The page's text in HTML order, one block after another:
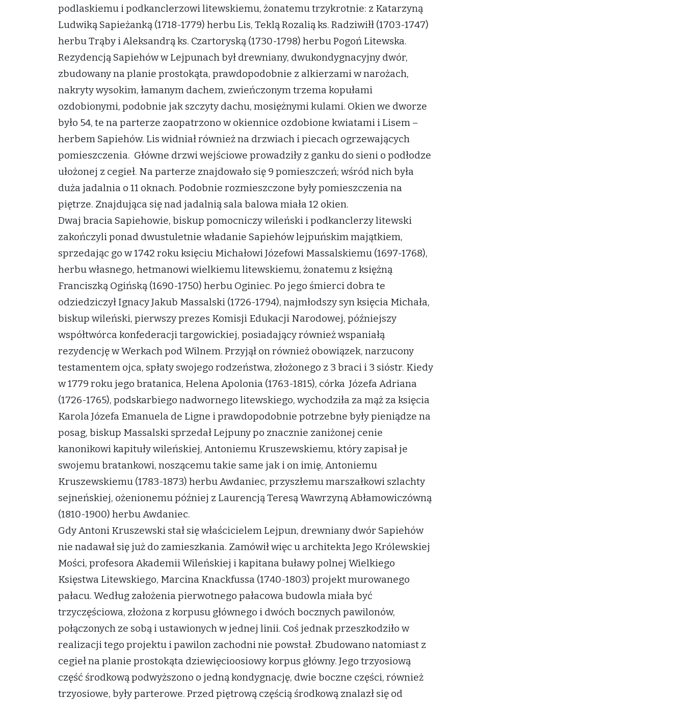
podlaskiemu i podkanclerzowi litewskiemu, żonatemu trzykrotnie: z Katarzyną
Ludwiką Sapieżanką (1718-1779) herbu Lis, Teklą Rozalią ks. Radziwiłł (1703-1747)
herbu Trąby i Aleksandrą ks. Czartoryską (1730-1798) herbu Pogoń Litewska.
Rezydencją Sapiehów w Lejpunach był drewniany, dwukondygnacyjny dwór,
zbudowany na planie prostokąta, prawdopodobnie z alkierzami w narożach,
nakryty wysokim, łamanym dachem, zwieńczonym trzema kopułami
ozdobionymi, podobnie jak szczyty dachu, mosiężnymi kulami. Okien we dworze
było 54, te na parterze zaopatrzono w okiennice ozdobione kwiatami i Lisem –
herbem Sapiehów. Lis widniał również na drzwiach i piecach ogrzewających
pomieszczenia. Główne drzwi wejściowe prowadziły z ganku do sieni o podłodze
ułożonej z cegieł. Na parterze znajdowało się 9 pomieszczeń; wśród nich była
duża jadalnia o 11 oknach. Podobnie rozmieszczone były pomieszczenia na
piętrze. Znajdująca się nad jadalnią sala balowa miała 12 okien.
Dwaj bracia Sapiehowie, biskup pomocniczy wileński i podkanclerzy litewski
zakończyli ponad dwustuletnie władanie Sapiehów lejpuńskim majątkiem,
sprzedając go w 1742 roku księciu Michałowi Józefowi Massalskiemu (1697-1768),
herbu własnego, hetmanowi wielkiemu litewskiemu, żonatemu z księżną
Franciszką Ogińską (1690-1750) herbu Oginiec. Po jego śmierci dobra te
odziedziczył Ignacy Jakub Massalski (1726-1794), najmłodszy syn księcia Michała,
biskup wileński, pierwszy prezes Komisji Edukacji Narodowej, późniejszy
współtwórca konfederacji targowickiej, posiadający również wspaniałą
rezydencję w Werkach pod Wilnem. Przyjął on również obowiązek, narzucony
testamentem ojca, spłaty swojego rodzeństwa, złożonego z 3 braci i 3 sióstr. Kiedy
w 1779 roku jego bratanica, Helena Apolonia (1763-1815), córka Józefa Adriana
(1726-1765), podskarbiego nadwornego litewskiego, wychodziła za mąż za księcia
Karola Józefa Emanuela de Ligne i prawdopodobnie potrzebne były pieniądze na
posag, biskup Massalski sprzedał Lejpuny po znacznie zaniżonej cenie
kanonikowi kapituły wileńskiej, Antoniemu Kruszewskiemu, który zapisał je
swojemu bratankowi, noszącemu takie same jak i on imię, Antoniemu
Kruszewskiemu (1783-1873) herbu Awdaniec, przyszłemu marszałkowi szlachty
sejneńskiej, ożenionemu później z Laurencją Teresą Wawrzyną Abłamowiczówną
(1810-1900) herbu Awdaniec.
Gdy Antoni Kruszewski stał się właścicielem Lejpun, drewniany dwór Sapiehów
nie nadawał się już do zamieszkania. Zamówił więc u architekta Jego Królewskiej
Mości, profesora Akademii Wileńskiej i kapitana buławy polnej Wielkiego
Księstwa Litewskiego, Marcina Knackfussa (1740-1803) projekt murowanego
pałacu. Według założenia pierwotnego pałacowa budowla miała być
trzyczęściowa, złożona z korpusu głównego i dwóch bocznych pawilonów,
połączonych ze sobą i ustawionych w jednej linii. Coś jednak przeszkodziło w
realizacji tego projektu i pawilon zachodni nie powstał. Zbudowano natomiast z
cegieł na planie prostokąta dziewięcioosiowy korpus główny. Jego trzyosiową
część środkową podwyższono o jedną kondygnację, dwie boczne części, również
trzyosiowe, były parterowe. Przed piętrową częścią środkową znalazł się od